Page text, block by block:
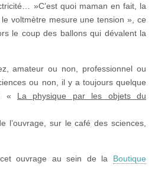
»C’est quoi maman en fait, la
voltmètre mesure une tension », ce
le coup des ballons qui dévalent la
amateur ou non, professionnel ou
ou non, il y a toujours quelque
« La physique par les objets du
l’ouvrage, sur le café des sciences,
ouvrage au sein de la Boutique